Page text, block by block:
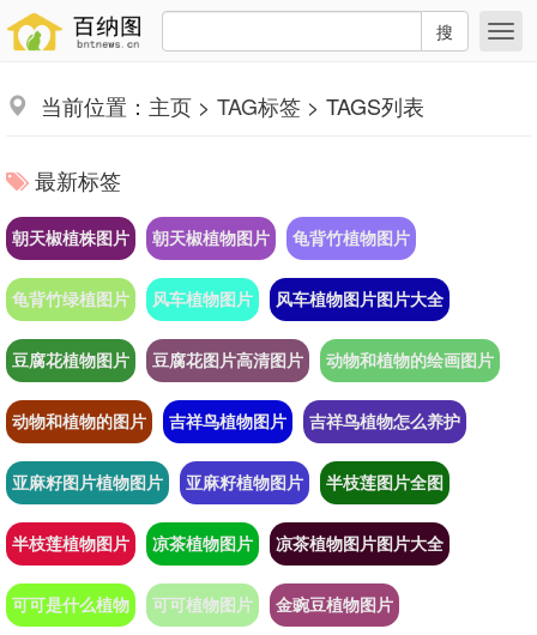
搜
当前位置： 主页 > TAG标签 > TAGS列表
最新标签
朝天椒植株图片 朝天椒植物图片 龟背竹植物图片
龟背竹绿植图片 风车植物图片 风车植物图片图片大全
豆腐花植物图片 豆腐花图片高清图片 动物和植物的绘画图片
动物和植物的图片 吉祥鸟植物图片 吉祥鸟植物怎么养护
亚麻籽图片植物图片 亚麻籽植物图片 半枝莲图片全图
半枝莲植物图片 凉茶植物图片 凉茶植物图片图片大全
可可是什么植物 可可植物图片 金豌豆植物图片